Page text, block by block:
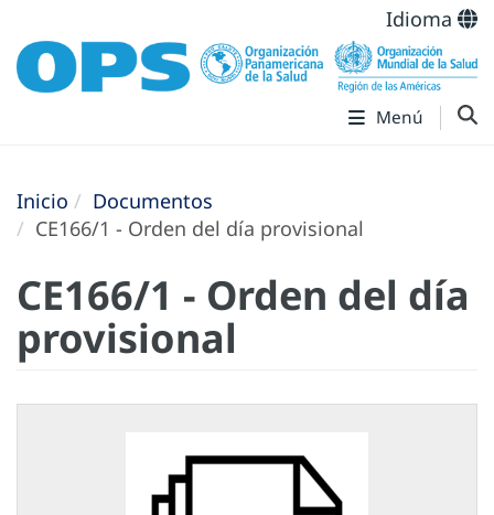
Idioma
Menú
Inicio
Documentos
CE166/1 - Orden del día provisional
CE166/1 - Orden del día
provisional